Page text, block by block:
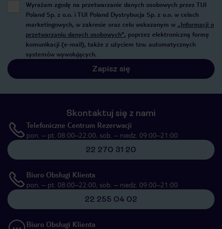
Wyrażam zgodę na przetwarzanie danych osobowych przez TUI
Poland Sp. z o.o. i TUI Poland Dystrybucja Sp. z o.o. w celach
marketingowych, w zakresie oraz celu wskazanym w „Informacji o
przetwarzaniu danych osobowych”, poprzez elektroniczną formę
komunikacji (e-mail), także z użyciem tzw. automatycznych
systemów wywołujących.
Zapisz się
Skontaktuj się z nami
Telefoniczne Centrum Rezerwacji
pon. – pt. 08:00–22:00, sob. – niedz. 09:00–21:00
22 270 31 20
Biuro Obsługi Klienta
pon. – pt. 08:00–22:00, sob. – niedz. 09:00–21:00
22 255 04 02
Biuro Obsługi Klienta